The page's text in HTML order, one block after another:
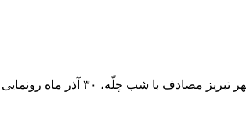
چلّه، ۳۰ آذر ماه رونمایی شد.